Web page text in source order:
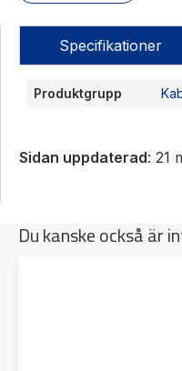
Specifikationer
Produktgrupp
Sidan uppdaterad: 21
Du kanske också är